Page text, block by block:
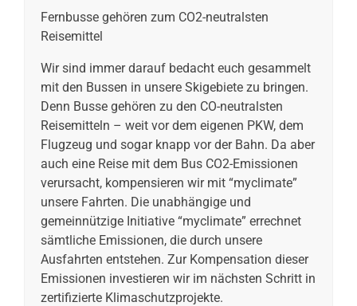
Fernbusse gehören zum CO2-neutralsten
Reisemittel
Wir sind immer darauf bedacht euch gesammelt
mit den Bussen in unsere Skigebiete zu bringen.
Denn Busse gehören zu den CO-neutralsten
Reisemitteln – weit vor dem eigenen PKW, dem
Flugzeug und sogar knapp vor der Bahn. Da aber
auch eine Reise mit dem Bus CO2-Emissionen
verursacht, kompensieren wir mit “myclimate”
unsere Fahrten. Die unabhängige und
gemeinnützige Initiative “myclimate” errechnet
sämtliche Emissionen, die durch unsere
Ausfahrten entstehen. Zur Kompensation dieser
Emissionen investieren wir im nächsten Schritt in
zertifizierte Klimaschutzprojekte.